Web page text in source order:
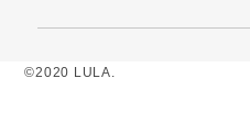
©2020 LULA.